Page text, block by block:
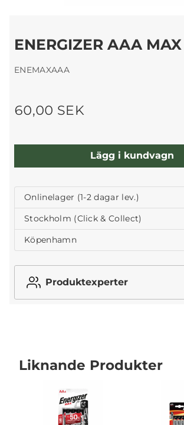
ENERGIZER AAA
ENEMAXAAA
60,00 SEK
Lägg i kundvagn
Onlinelager (1-2 dagar lev.)
Stockholm (Click & Collect)
Köpenhamn
Produktexperter
Liknande Produkter